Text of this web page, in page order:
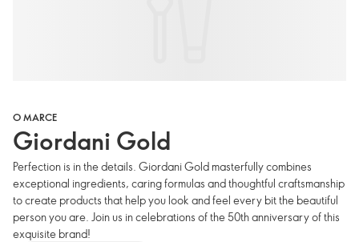
O MARCE
Giordani Gold
Perfection is in the details. Giordani Gold masterfully combines
exceptional ingredients, caring formulas and thoughtful craftsmanship
to create products that help you look and feel every bit the beautiful
person you are. Join us in celebrations of the 50th anniversary of this
exquisite brand!